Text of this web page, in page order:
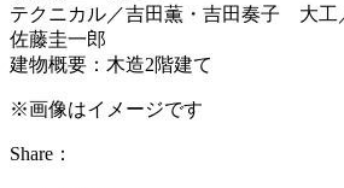
テクニカル／吉田薫・吉田奏子 大工
佐藤圭一郎
建物概要：木造2階建て
※画像はイメージです
Share：